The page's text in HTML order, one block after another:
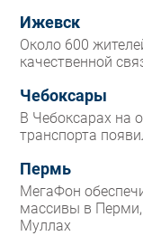
Ижевск
Около 600
качественной
Чебоксары
В Чебоксарах на
транспорта
Пермь
МегаФон
массивы в
Муллах